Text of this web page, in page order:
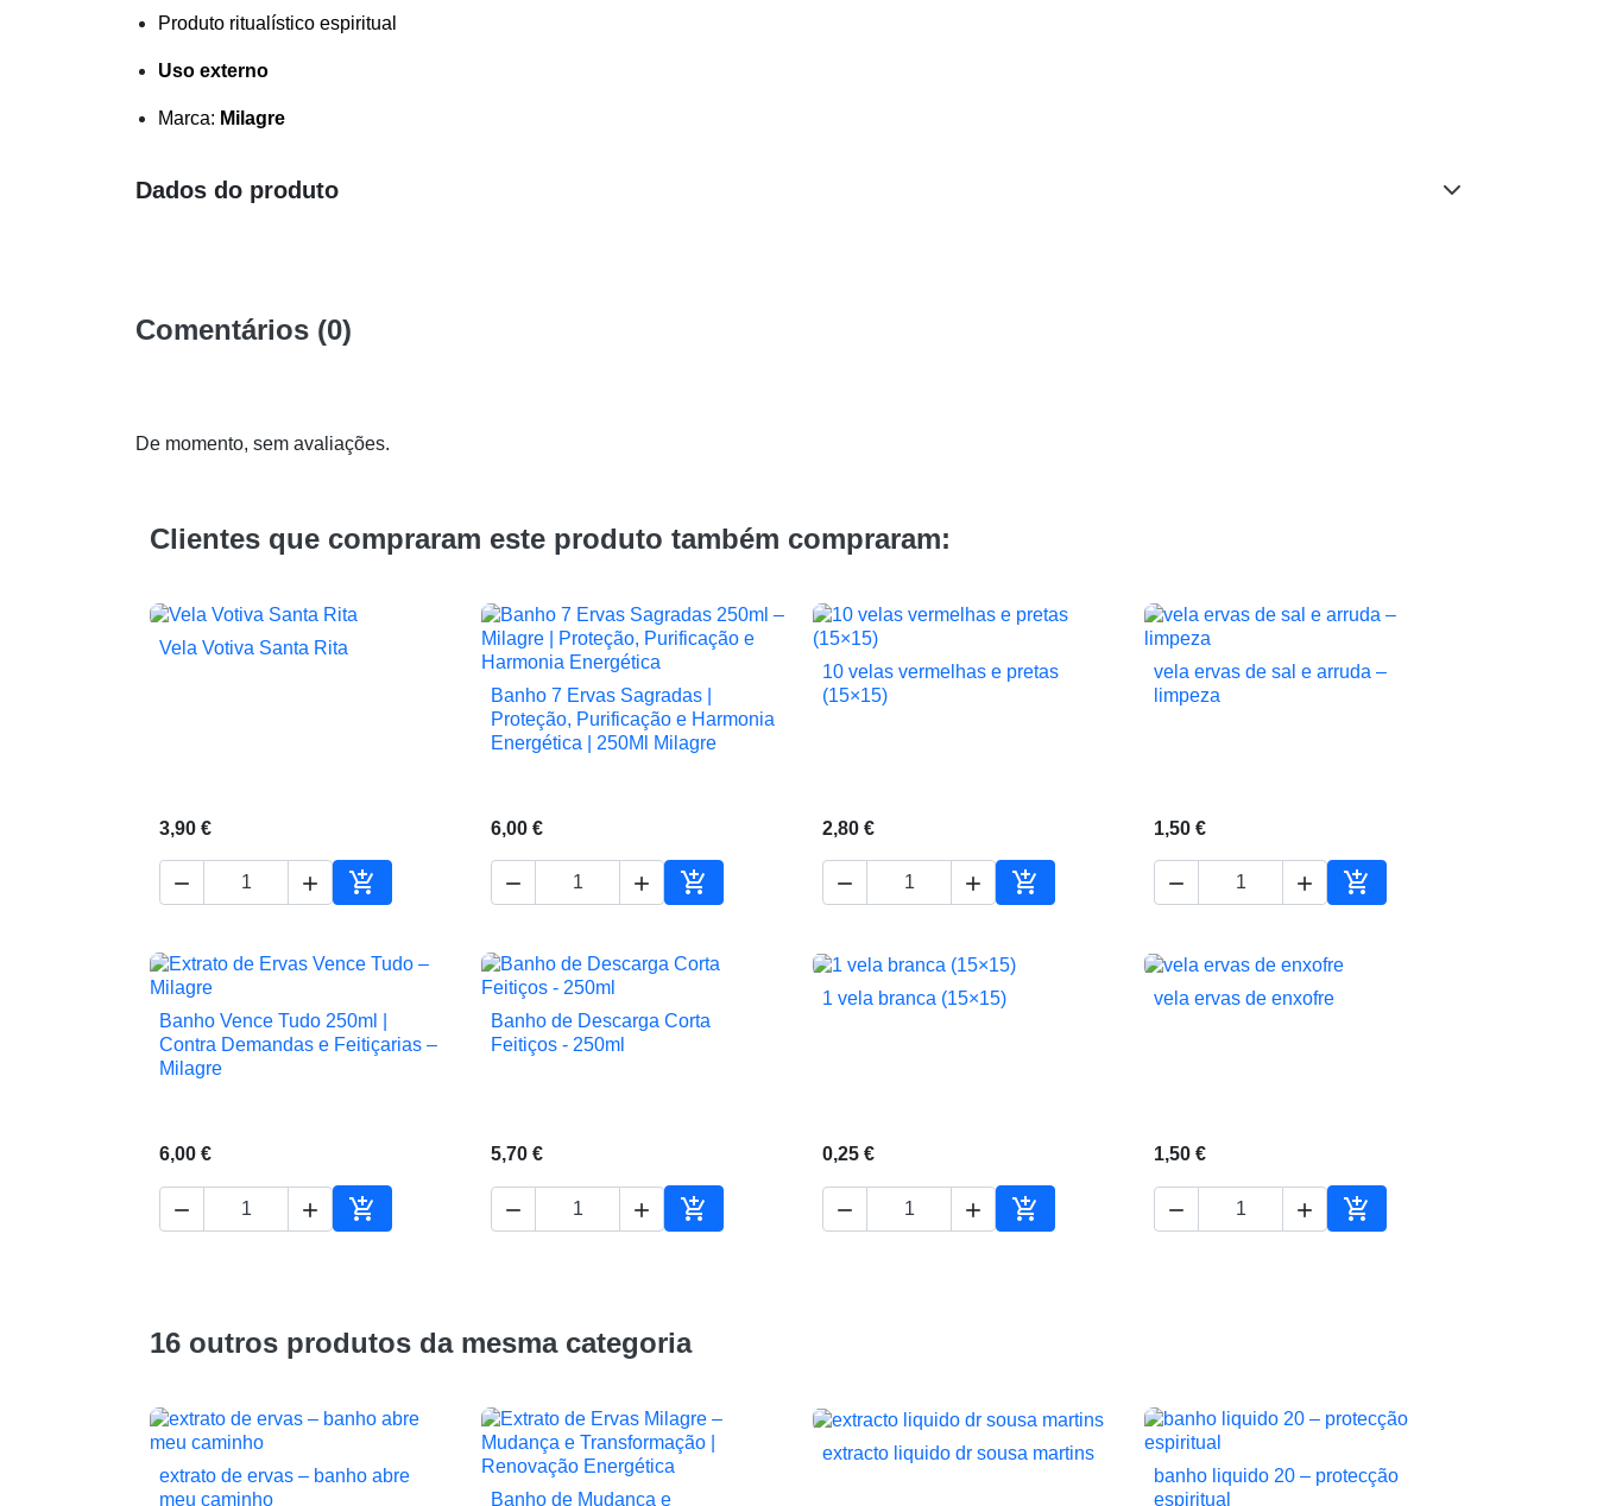
Produto ritualístico espiritual
Uso externo
Marca: Milagre
Dados do produto
Comentários (0)
De momento, sem avaliações.
Clientes que compraram este produto também compraram:
 Vista rápida
Vela Votiva Santa Rita
3,90 €
  
Adicionar ao carrinho
 Vista rápida
Banho 7 Ervas Sagradas |
Proteção, Purificação e Harmonia
Energética | 250Ml Milagre
6,00 €
  
Adicionar ao carrinho
 Vista rápida
10 velas vermelhas e pretas
(15×15)
2,80 €
  
Adicionar ao carrinho
 Vista rápida
vela ervas de sal e arruda –
limpeza
1,50 €
  
Adicionar ao carrinho
 Vista rápida
Banho Vence Tudo 250ml |
Contra Demandas e Feitiçarias –
Milagre
6,00 €
  
Adicionar ao carrinho
 Vista rápida
Banho de Descarga Corta
Feitiços - 250ml
5,70 €
  
Adicionar ao carrinho
 Vista rápida
1 vela branca (15×15)
0,25 €
  
Adicionar ao carrinho
 Vista rápida
vela ervas de enxofre
1,50 €
  
Adicionar ao carrinho
16 outros produtos da mesma categoria
 Vista rápida
extrato de ervas – banho abre
meu caminho
Banho de Mudança e
 Vista rápida
extracto liquido dr sousa martins
 Vista rápida
banho liquido 20 – protecção
espiritual